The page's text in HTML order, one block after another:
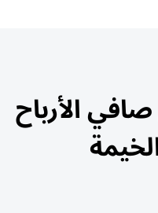
صافي الأرباح